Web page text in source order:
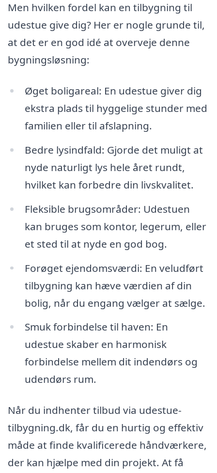
Men hvilken fordel kan en tilbygning til
udestue give dig? Her er nogle grunde til,
at det er en god idé at overveje denne
bygningsløsning:
Øget boligareal: En udestue giver dig
ekstra plads til hyggelige stunder med
familien eller til afslapning.
Bedre lysindfald: Gjorde det muligt at
nyde naturligt lys hele året rundt,
hvilket kan forbedre din livskvalitet.
Fleksible brugsområder: Udestuen
kan bruges som kontor, legerum, eller
et sted til at nyde en god bog.
Forøget ejendomsværdi: En veludført
tilbygning kan hæve værdien af din
bolig, når du engang vælger at sælge.
Smuk forbindelse til haven: En
udestue skaber en harmonisk
forbindelse mellem dit indendørs og
udendørs rum.
Når du indhenter tilbud via udestue-
tilbygning.dk, får du en hurtig og effektiv
måde at finde kvalificerede håndværkere,
der kan hjælpe med din projekt. At få